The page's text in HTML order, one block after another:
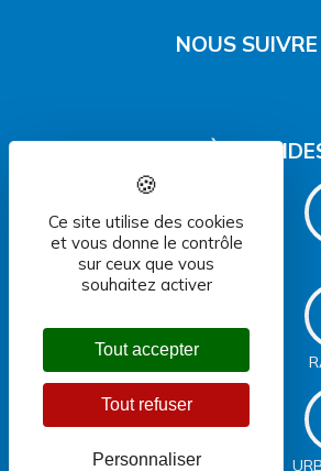
NOUS SUIVRE
ACCÈS
DÉCHETS
ASSAINISSEMENT
SERVICES
Ce site utilise des cookies
et vous donne le contrôle
sur ceux que vous
souhaitez activer
Tout accepter
Tout refuser
Personnaliser